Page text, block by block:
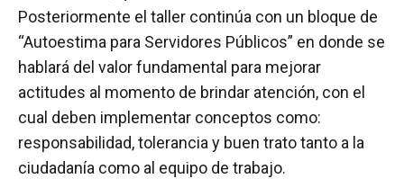
Posteriormente el taller continúa con un bloque de
“Autoestima para Servidores Públicos” en donde se
hablará del valor fundamental para mejorar
actitudes al momento de brindar atención, con el
cual deben implementar conceptos como:
responsabilidad, tolerancia y buen trato tanto a la
ciudadanía como al equipo de trabajo.